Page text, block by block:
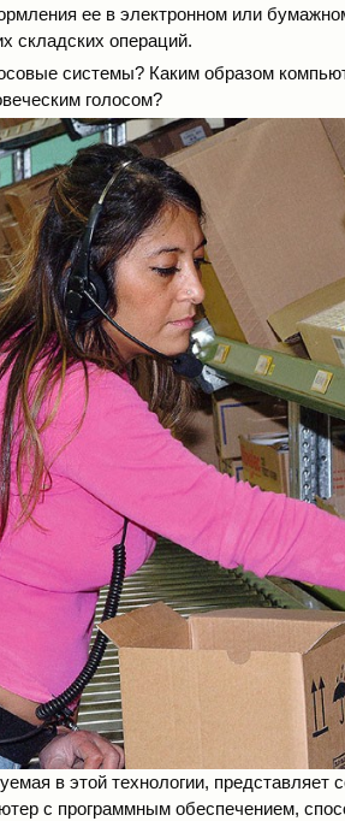
ее в электронном или
складских операций.
системы? Каким образом
голосом?
в этой технологии,
с программным обеспечением,